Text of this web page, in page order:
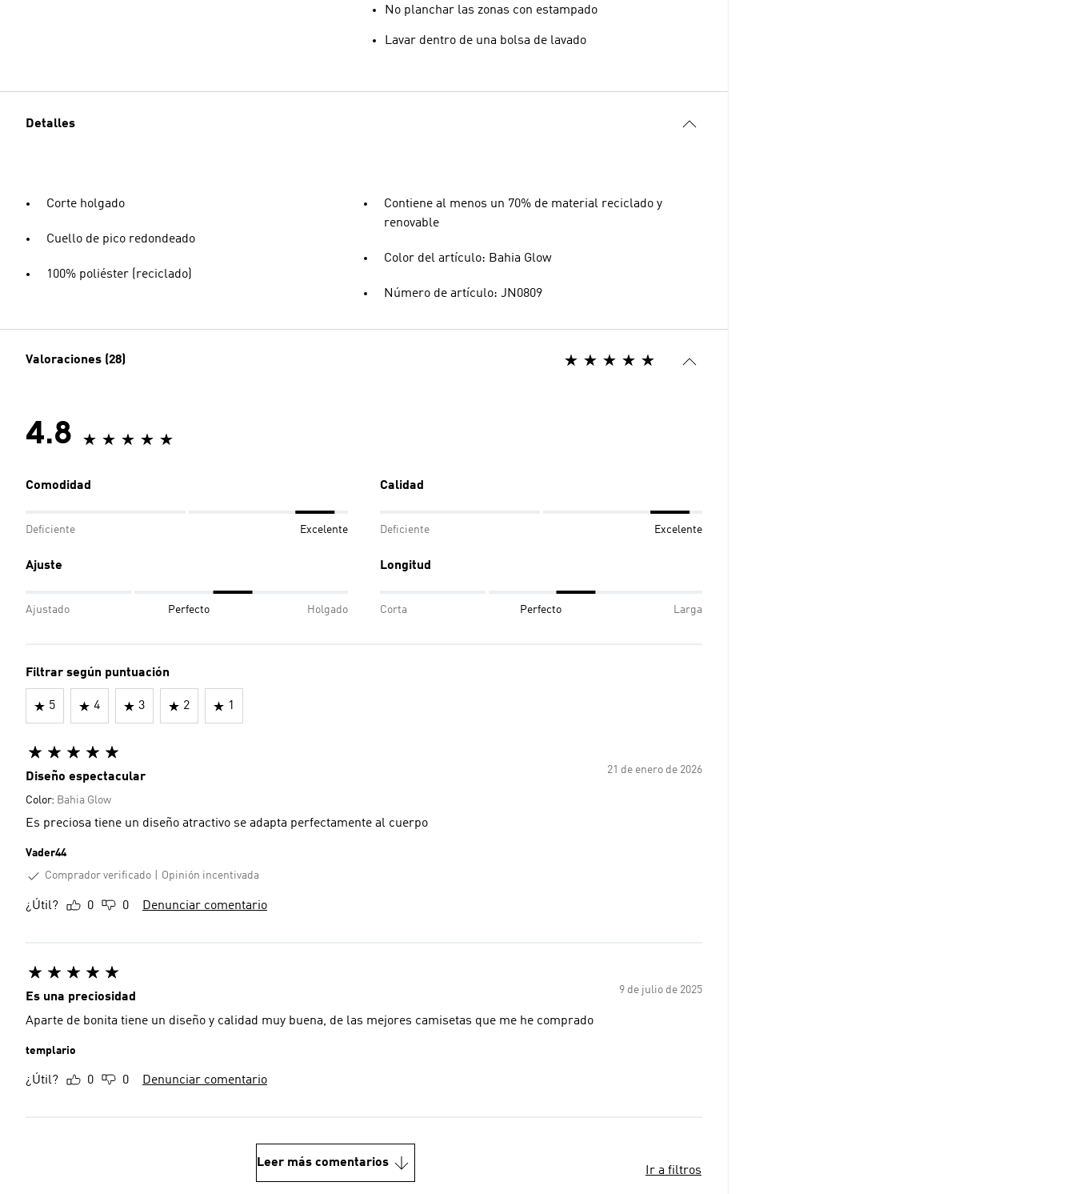
No planchar las zonas con estampado
Lavar dentro de una bolsa de lavado
Detalles
Corte holgado
Cuello de pico redondeado
100% poliéster (reciclado)
Contiene al menos un 70% de material reciclado y
renovable
Color del artículo: Bahia Glow
Número de artículo: JN0809
Valoraciones (28)
4.8
Comodidad
Deficiente Excelente
Calidad
Deficiente Excelente
Ajuste
Ajustado Perfecto Holgado
Longitud
Corta Perfecto Larga
Filtrar según puntuación
5 4 3 2 1
21 de enero de 2026
Diseño espectacular
Color: Bahia Glow
Es preciosa tiene un diseño atractivo se adapta perfectamente al cuerpo
Vader44
Comprador verificado
Opinión incentivada
¿Útil? 0 0 Denunciar comentario
9 de julio de 2025
Es una preciosidad
Aparte de bonita tiene un diseño y calidad muy buena, de las mejores camisetas que me he comprado
templario
¿Útil? 0 0 Denunciar comentario
Leer más comentarios
Ir a filtros